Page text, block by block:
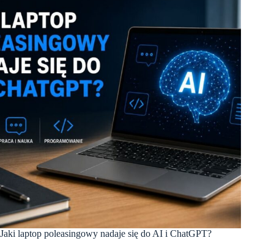
Jaki laptop poleasingowy nadaje się do AI i ChatGPT?